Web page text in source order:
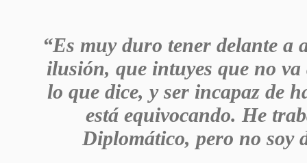
“Es muy duro tener delante a
ilusión, que intuyes que no va
lo que dice, y ser incapaz de
está equivocando. He
Diplomático, pero no soy